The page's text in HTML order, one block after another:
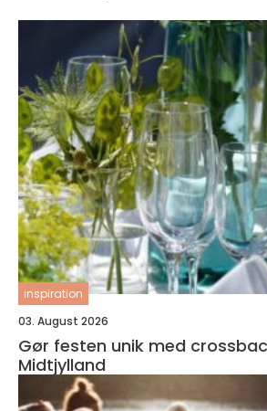
inspiration
03. August 2026
Gør festen unik med
Midtjylland